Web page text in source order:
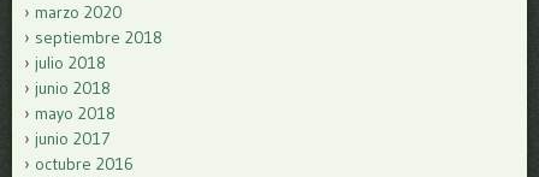
marzo 2020
septiembre 2018
julio 2018
junio 2018
mayo 2018
junio 2017
octubre 2016